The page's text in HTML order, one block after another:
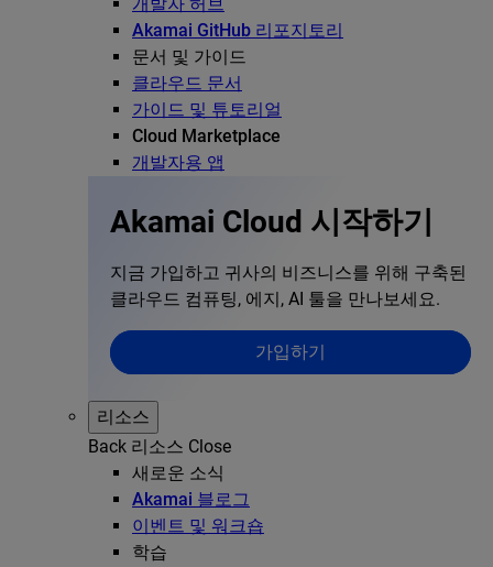
개발자 허브
Akamai GitHub 리포지토리
문서 및 가이드
클라우드 문서
가이드 및 튜토리얼
Cloud Marketplace
개발자용 앱
Akamai Cloud 시작하기
지금 가입하고 귀사의 비즈니스를 위해 구축된
클라우드 컴퓨팅, 에지, AI 툴을 만나보세요.
가입하기
리소스
Back 리소스 Close
새로운 소식
Akamai 블로그
이벤트 및 워크숍
학습